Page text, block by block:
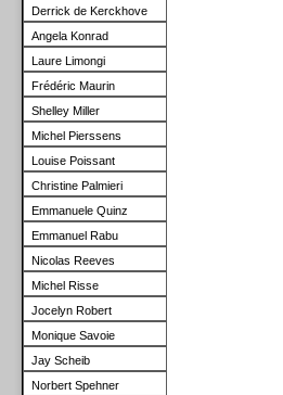
Derrick de Kerckhove
Angela Konrad
Laure Limongi
Frédéric Maurin
Shelley Miller
Michel Pierssens
Louise Poissant
Christine Palmieri
Emmanuele Quinz
Emmanuel Rabu
Nicolas Reeves
Michel Risse
Jocelyn Robert
Monique Savoie
Jay Scheib
Norbert Spehner